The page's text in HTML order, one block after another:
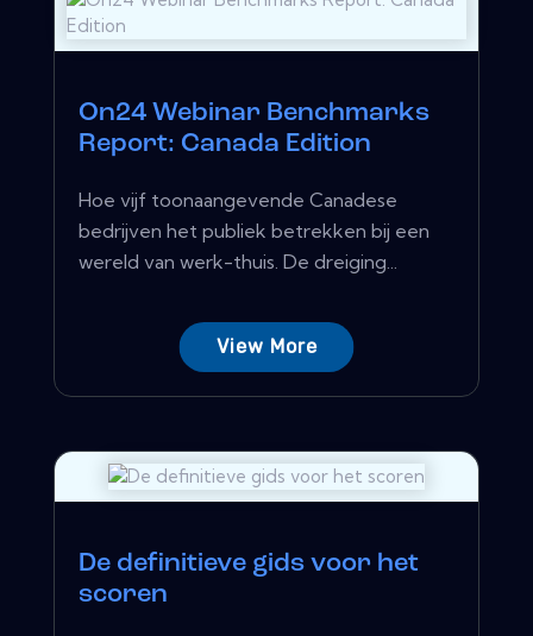
On24 Webinar Benchmarks
Report: Canada Edition
Hoe vijf toonaangevende Canadese
bedrijven het publiek betrekken bij een
wereld van werk-thuis. De dreiging...
View More
De definitieve gids voor het
scoren